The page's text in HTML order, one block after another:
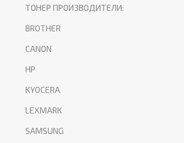
ТОНЕР ПРОИЗВОДИТЕЛИ:
BROTHER
CANON
HP
KYOCERA
LEXMARK
SAMSUNG